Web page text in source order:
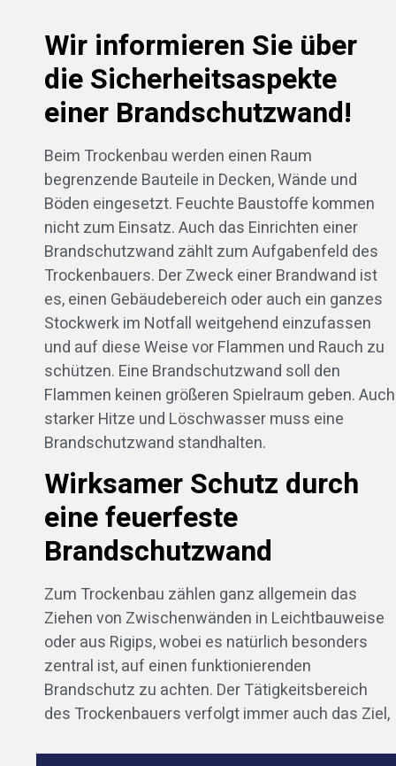
Wir informieren Sie über
die Sicherheitsaspekte
einer Brandschutzwand!
Beim Trockenbau werden einen Raum
begrenzende Bauteile in Decken, Wände und
Böden eingesetzt. Feuchte Baustoffe kommen
nicht zum Einsatz. Auch das Einrichten einer
Brandschutzwand zählt zum Aufgabenfeld des
Trockenbauers. Der Zweck einer Brandwand ist
es, einen Gebäudebereich oder auch ein ganzes
Stockwerk im Notfall weitgehend einzufassen
und auf diese Weise vor Flammen und Rauch zu
schützen. Eine Brandschutzwand soll den
Flammen keinen größeren Spielraum geben. Auch
starker Hitze und Löschwasser muss eine
Brandschutzwand standhalten.
Wirksamer Schutz durch
eine feuerfeste
Brandschutzwand
Zum Trockenbau zählen ganz allgemein das
Ziehen von Zwischenwänden in Leichtbauweise
oder aus Rigips, wobei es natürlich besonders
zentral ist, auf einen funktionierenden
Brandschutz zu achten. Der Tätigkeitsbereich
des Trockenbauers verfolgt immer auch das Ziel,